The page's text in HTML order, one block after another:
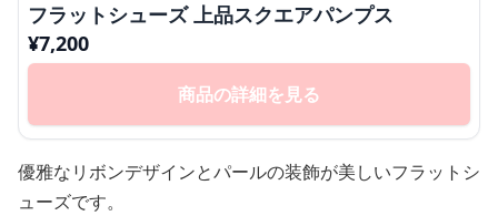
フラットシューズ 上品スクエアパンプス
¥7,200
商品の詳細を見る
優雅なリボンデザインとパールの装飾が美しいフラットシ
ューズです。